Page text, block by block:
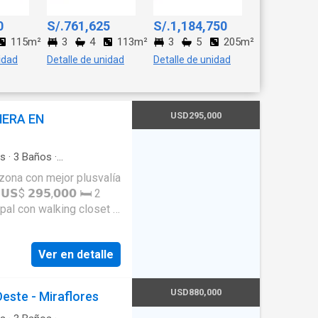
115m²
S/.761,625
3 4 113m²
Detalle de unidad
S/.1,184,750
3 5 205m²
Detalle de unidad
EN
· 3 Baños ·
· Caseta de vigilancia
·Cochera·Gas
·Vigilante·Seguridad
con mejor plusvalía
con walking closet y
comedor amplia e
Armario paraVer en detalle
USD295,000
- Miraflores USD880,000